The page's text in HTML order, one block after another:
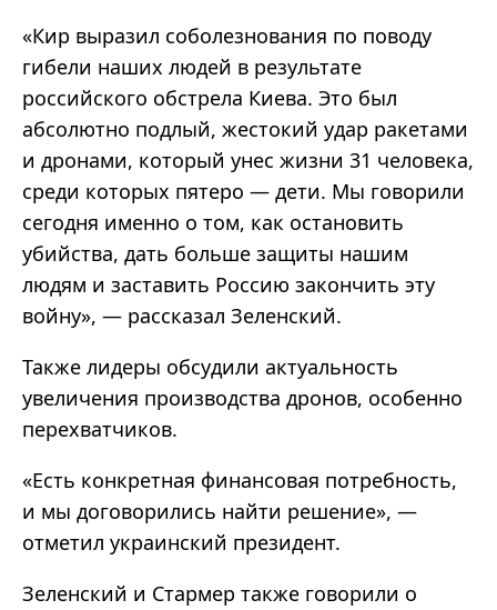
«Кир выразил соболезнования по поводу
гибели наших людей в результате
российского обстрела Киева. Это был
абсолютно подлый, жестокий удар ракетами
и дронами, который унес жизни 31 человека,
среди которых пятеро — дети. Мы говорили
сегодня именно о том, как остановить
убийства, дать больше защиты нашим
людям и заставить Россию закончить эту
войну», — рассказал Зеленский.
Также лидеры обсудили актуальность
увеличения производства дронов, особенно
перехватчиков.
«Есть конкретная финансовая потребность,
и мы договорились найти решение», —
отметил украинский президент.
Зеленский и Стармер также говорили о